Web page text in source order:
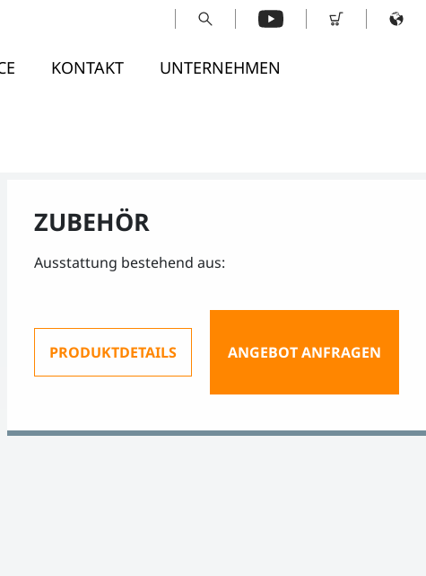
KONTAKT UNTERNEHMEN
ZUBEHÖR
Ausstattung bestehend aus:
PRODUKTDETAILS ANGEBOT ANFRAGEN